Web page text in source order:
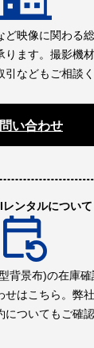
ど映像に関わる
ります。撮影機
などもご相談く
い合わせ
ンタルについて
背景布)の在庫
せはこちら。弊
についてもご確